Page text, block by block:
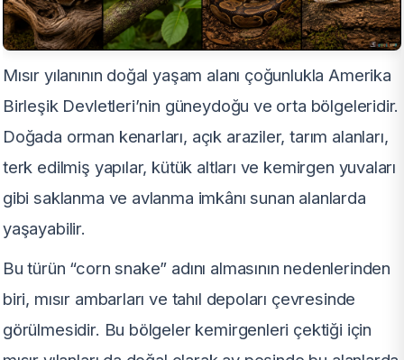
Mısır yılanının doğal yaşam alanı çoğunlukla Amerika
Birleşik Devletleri’nin güneydoğu ve orta bölgeleridir.
Doğada orman kenarları, açık araziler, tarım alanları,
terk edilmiş yapılar, kütük altları ve kemirgen yuvaları
gibi saklanma ve avlanma imkânı sunan alanlarda
yaşayabilir.
Bu türün “corn snake” adını almasının nedenlerinden
biri, mısır ambarları ve tahıl depoları çevresinde
görülmesidir. Bu bölgeler kemirgenleri çektiği için